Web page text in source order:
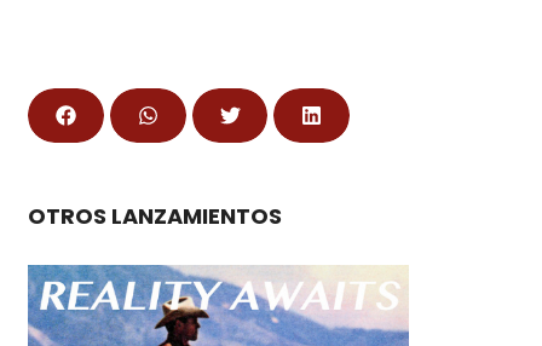
OTROS LANZAMIENTOS